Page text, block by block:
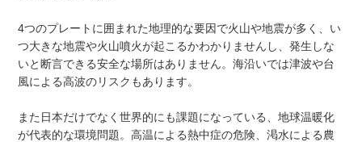
4つのプレートに囲まれた地理的な要因で火山や地震が多く、い
つ大きな地震や火山噴火が起こるかわかりませんし、発生しな
いと断言できる安全な場所はありません。海沿いでは津波や台
風による高波のリスクもあります。
また日本だけでなく世界的にも課題になっている、地球温暖化
が代表的な環境問題。高温による熱中症の危険、渇水による農